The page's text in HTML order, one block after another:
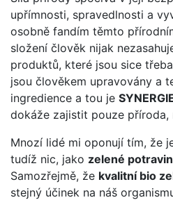
upřímnosti, spravedlnosti a
osobně fandím těmto
složení člověk nijak
produktů, které jsou sice
jsou člověkem upravovány a
ingredience a tou je
dokáže zajistit pouze příroda,
Mnozí lidé mi oponují tím, že
tudíž nic, jako zelené
Samozřejmě, že kvalitní bio
stejný účinek na náš